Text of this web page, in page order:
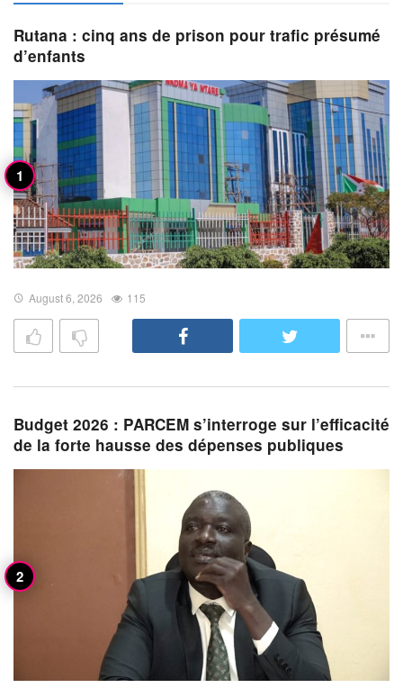
Rutana : cinq ans de prison pour trafic présumé
d’enfants
August 6, 2026 115
Budget 2026 : PARCEM s’interroge sur l’efficacité
de la forte hausse des dépenses publiques